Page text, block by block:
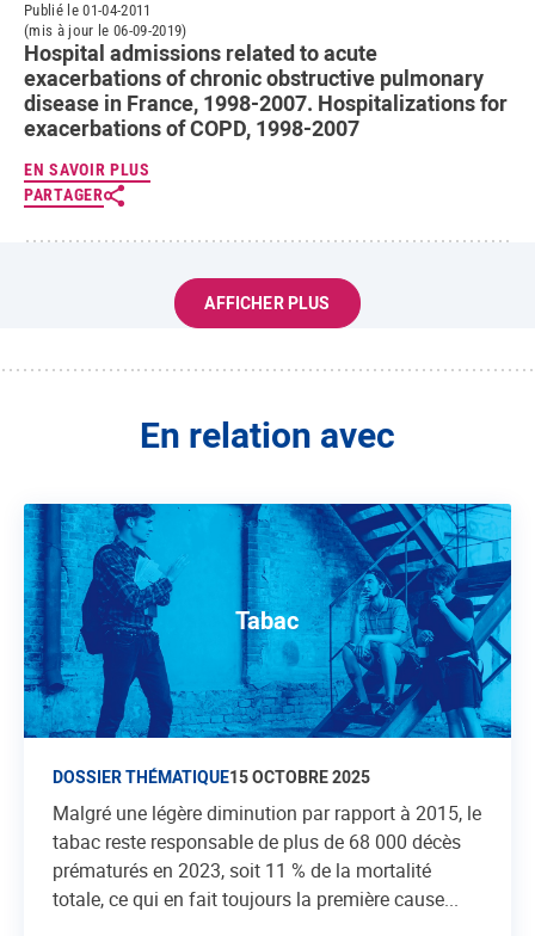
Publié le 01-04-2011
(mis à jour le 06-09-2019)
Hospital admissions related to acute
exacerbations of chronic obstructive pulmonary
disease in France, 1998-2007. Hospitalizations for
exacerbations of COPD, 1998-2007
EN SAVOIR PLUS
PARTAGER
AFFICHER PLUS
En relation avec
Tabac
DOSSIER THÉMATIQUE15 OCTOBRE 2025
Malgré une légère diminution par rapport à 2015, le
tabac reste responsable de plus de 68 000 décès
prématurés en 2023, soit 11 % de la mortalité
totale, ce qui en fait toujours la première cause...